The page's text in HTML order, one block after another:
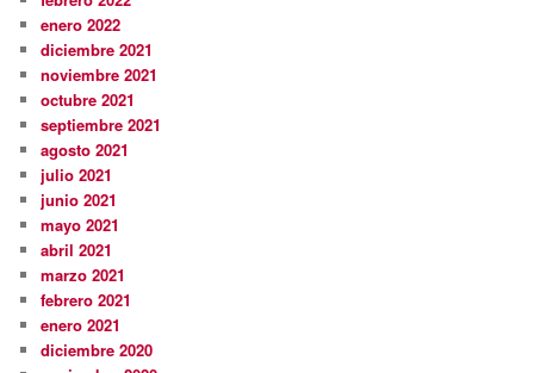
enero 2022
diciembre 2021
noviembre 2021
octubre 2021
septiembre 2021
agosto 2021
julio 2021
junio 2021
mayo 2021
abril 2021
marzo 2021
febrero 2021
enero 2021
diciembre 2020